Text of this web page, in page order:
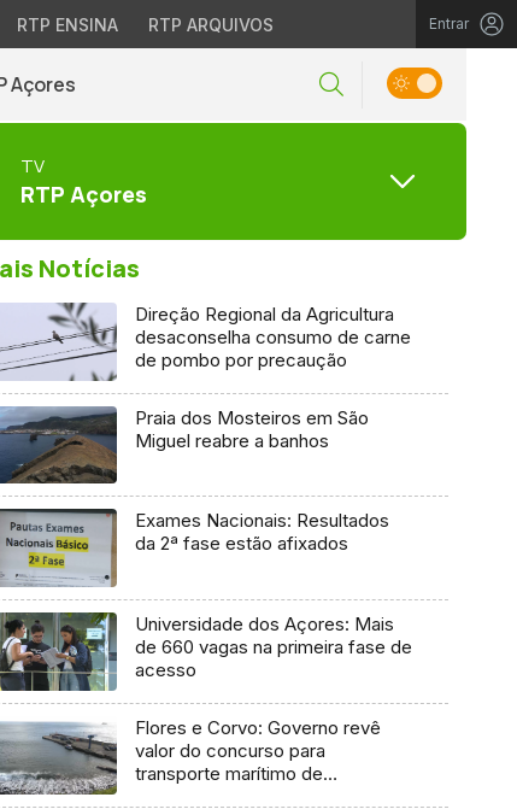
RTP ENSINA RTP ARQUIVOS Entrar
Açores
TV
RTP Açores
Notícias
Direção Regional da Agricultura
desaconselha consumo de carne
de pombo por precaução
Praia dos Mosteiros em São
Miguel reabre a banhos
Exames Nacionais: Resultados
da 2ª fase estão afixados
Universidade dos Açores: Mais
de 660 vagas na primeira fase de
acesso
Flores e Corvo: Governo revê
valor do concurso para
transporte marítimo de